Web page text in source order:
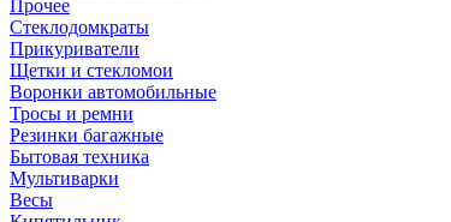
Прочее
Стеклодомкраты
Прикуриватели
Щетки и стекломои
Воронки автомобильные
Тросы и ремни
Резинки багажные
Бытовая техника
Мультиварки
Весы